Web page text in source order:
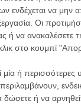
να μην
Οι
ή να ανακαλέσετε
στο κουμπί
ή περισσότερες
ή να
και
Οι
Μπέλα
O Ταξιτζής
Taxi Driver
Μάρτιν